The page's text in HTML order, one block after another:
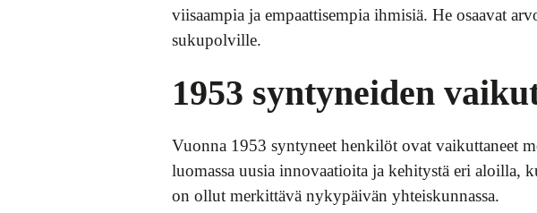
viisaampia ja empaattisempia ihmisiä. He osaavat
sukupolville.
1953 syntyneiden
Vuonna 1953 syntyneet henkilöt ovat vaikuttaneet
luomassa uusia innovaatioita ja kehitystä eri aloilla,
on ollut merkittävä nykypäivän yhteiskunnassa.